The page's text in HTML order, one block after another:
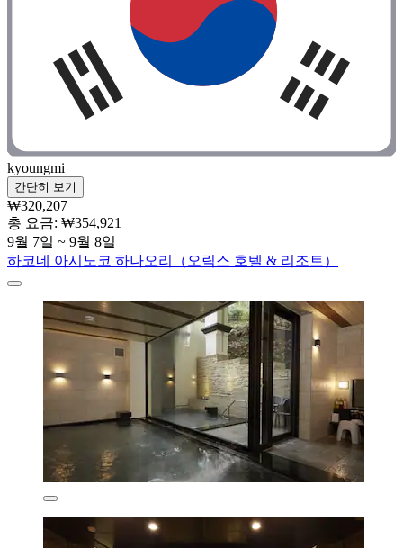
kyoungmi
간단히 보기
₩320,207
총 요금: ₩354,921
9월 7일 ~ 9월 8일
하코네 아시노코 하나오리（오릭스 호텔 & 리조트）